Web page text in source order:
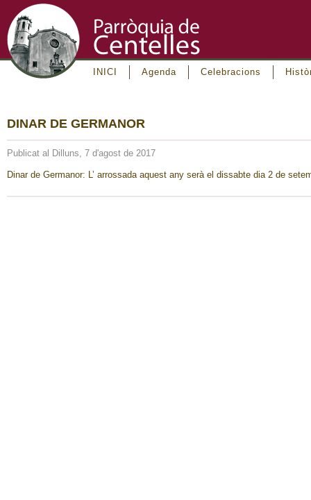
INICI Agenda Celebracions
DINAR DE GERMANOR
Publicat al Dilluns, 7 d'agost de 2017
Dinar de Germanor: L’ arrossada aquest any serà el dissabte dia 2 de